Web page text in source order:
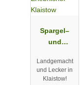
Spargel–
und
Klaistow
Landgemacht
und Lecker in
Klaistow!